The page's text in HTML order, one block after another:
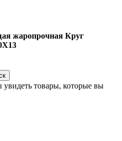
жаропрочная Круг
увидеть товары, которые вы